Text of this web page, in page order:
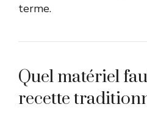
terme.
Quel matériel
recette